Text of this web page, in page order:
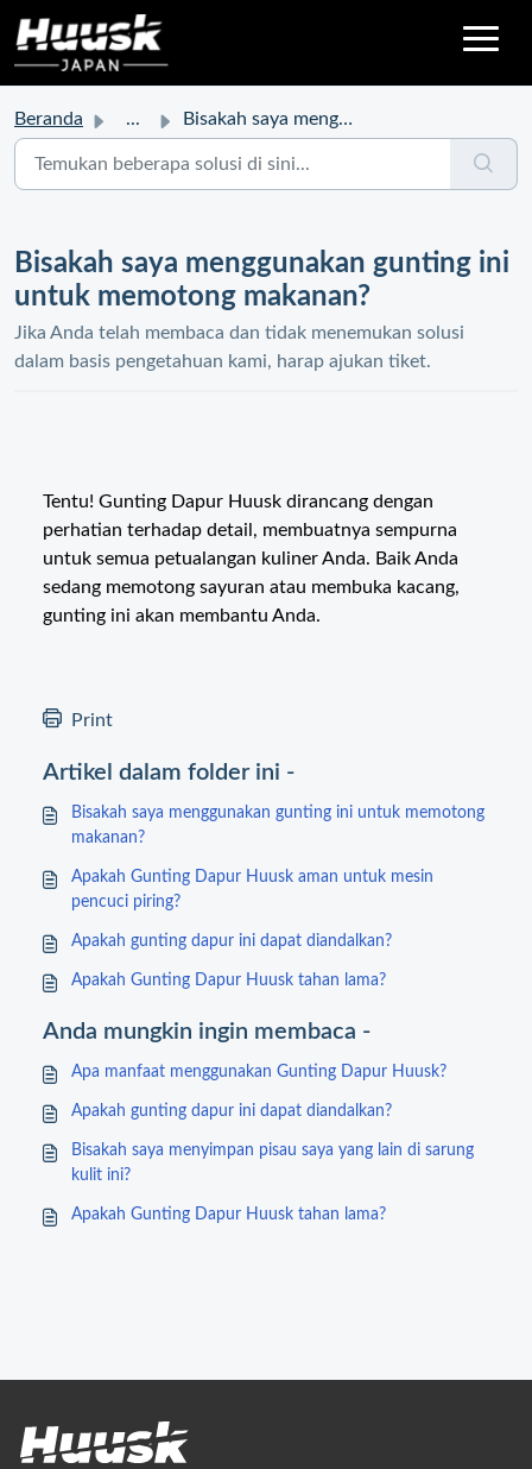
Beranda ... Bisakah saya menggunakan gunting ini untuk memotong makanan?
Bisakah saya menggunakan gunting ini
untuk memotong makanan?
Jika Anda telah membaca dan tidak menemukan solusi
dalam basis pengetahuan kami, harap ajukan tiket.
Tentu! Gunting Dapur Huusk dirancang dengan
perhatian terhadap detail, membuatnya sempurna
untuk semua petualangan kuliner Anda. Baik Anda
sedang memotong sayuran atau membuka kacang,
gunting ini akan membantu Anda.
Print
Artikel dalam folder ini -
Bisakah saya menggunakan gunting ini untuk memotong
makanan?
Apakah Gunting Dapur Huusk aman untuk mesin
pencuci piring?
Apakah gunting dapur ini dapat diandalkan?
Apakah Gunting Dapur Huusk tahan lama?
Anda mungkin ingin membaca -
Apa manfaat menggunakan Gunting Dapur Huusk?
Apakah gunting dapur ini dapat diandalkan?
Bisakah saya menyimpan pisau saya yang lain di sarung
kulit ini?
Apakah Gunting Dapur Huusk tahan lama?